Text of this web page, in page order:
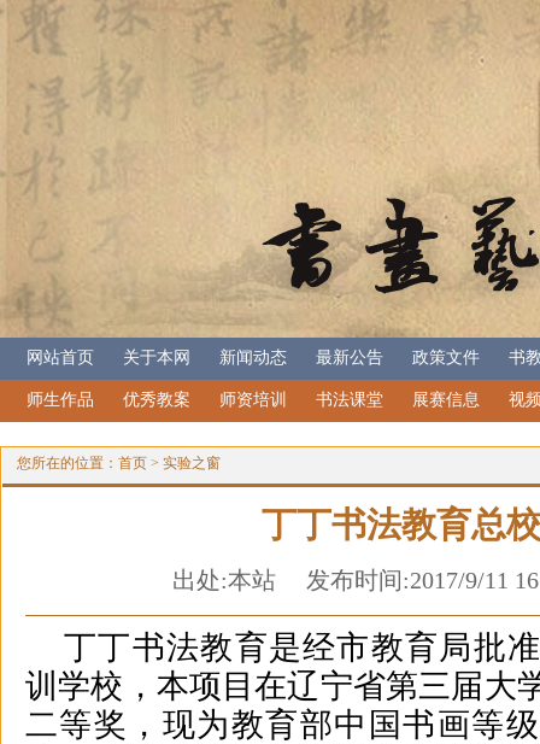
网站首页 关于本网 新闻动态 最新公告 政策文件 书
师生作品 优秀教案 师资培训 书法课堂 展赛信息 视
您所在的位置： 首页 > 实验之窗
丁丁书法教育总
出处:本站 发布时间:2017/9/11
丁丁书法教育是经市教育局批
训学校，本项目在辽宁省第三届大
二等奖，现为教育部中国书画等